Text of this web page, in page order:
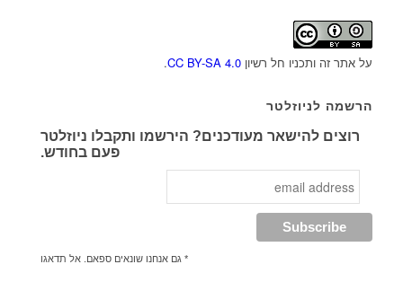
על אתר זה ותכניו חל רשיון CC BY-SA 4.0
.
הרשמה לניוזלטר
רוצים להישאר מעודכנים? הירשמו ותקבלו ניוזלטר
פעם בחודש.
* גם אנחנו שונאים ספאם. אל תדאגו